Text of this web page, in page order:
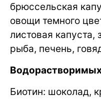
брюссельская
овощи темного
листовая
рыба, печень,
Биотин: шоколад,